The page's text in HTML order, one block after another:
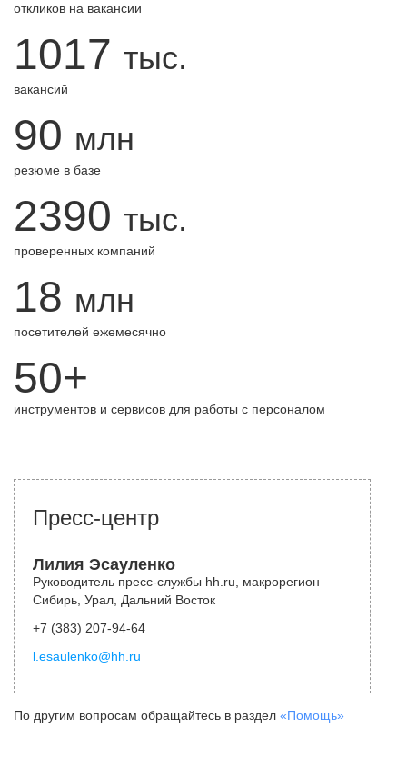
откликов на вакансии
1017 тыс.
вакансий
90 млн
резюме в базе
2390 тыс.
проверенных компаний
18 млн
посетителей ежемесячно
50+
инструментов и сервисов для работы с персоналом
Пресс-центр
Лилия Эсауленко
Руководитель пресс-службы hh.ru, макрорегион
Сибирь, Урал, Дальний Восток
+7 (383) 207-94-64
l.esaulenko@hh.ru
По другим вопросам обращайтесь в раздел «Помощь»